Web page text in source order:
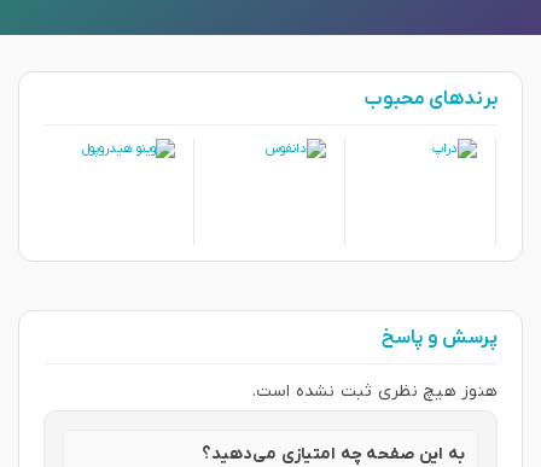
برندهای محبوب
پرسش و پاسخ
هنوز هیچ نظری ثبت نشده است.
به این صفحه چه امتیازی می‌دهید؟